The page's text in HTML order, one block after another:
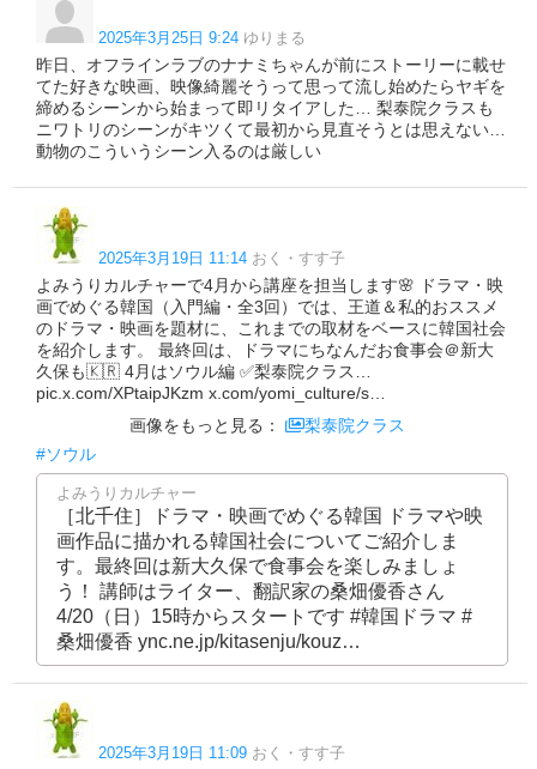
2025年3月25日 9:24 ゆりまる
昨日、オフラインラブのナナミちゃんが前にストーリーに載せ
てた好きな映画、映像綺麗そうって思って流し始めたらヤギを
締めるシーンから始まって即リタイアした… 梨泰院クラスも
ニワトリのシーンがキツくて最初から見直そうとは思えない…
動物のこういうシーン入るのは厳しい
2025年3月19日 11:14 おく・すす子
よみうりカルチャーで4月から講座を担当します🌸 ドラマ・映
画でめぐる韓国（入門編・全3回）では、王道＆私的おススメ
のドラマ・映画を題材に、これまでの取材をベースに韓国社会
を紹介します。 最終回は、ドラマにちなんだお食事会＠新大
久保も🇰🇷 4月はソウル編 ✅梨泰院クラス…
pic.x.com/XPtaipJKzm x.com/yomi_culture/s…
画像をもっと見る：
梨泰院クラス
#ソウル
よみうりカルチャー
［北千住］ドラマ・映画でめぐる韓国 ドラマや映
画作品に描かれる韓国社会についてご紹介しま
す。最終回は新大久保で食事会を楽しみましょ
う！ 講師はライター、翻訳家の桑畑優香さん
4/20（日）15時からスタートです #韓国ドラマ #
桑畑優香 ync.ne.jp/kitasenju/kouz…
2025年3月19日 11:09 おく・すす子